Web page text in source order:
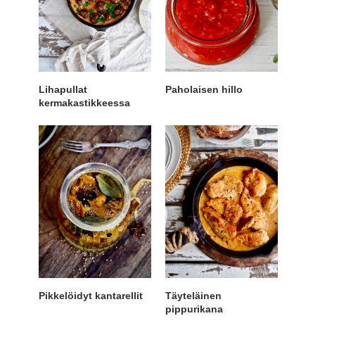
Lihapullat
kermakastikkeessa
Paholaisen hillo
Pikkelöidyt kantarellit
Täyteläinen
pippurikana